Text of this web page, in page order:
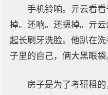
手机铃响。亓云看
掉。还响。还摁掉。亓云
起长刷牙洗脸。他趴在
子里的自己，俩大黑眼袋
房子是为了考研租